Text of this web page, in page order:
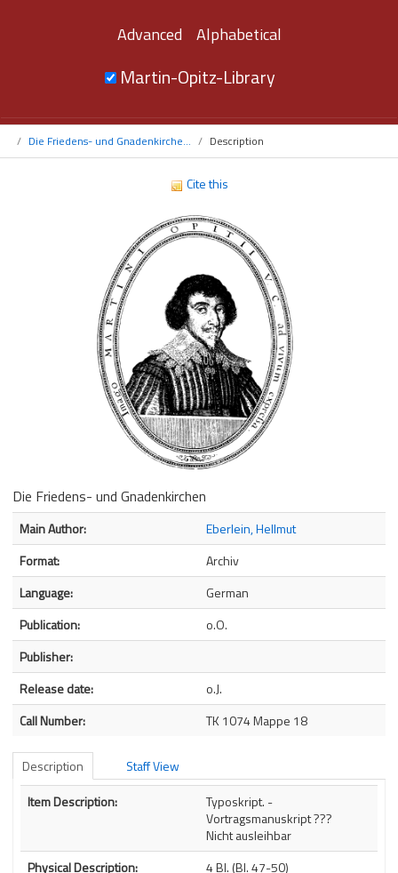
Advanced Alphabetical
Martin-Opitz-Library
Die Friedens- und Gnadenkirche... Description
Cite this
Die Friedens- und Gnadenkirchen
Bibliographic Details
Main Author:
Eberlein, Hellmut
Format:
Archiv
Language:
German
Publication:
o.O.
Publisher:
Release date:
o.J.
Call Number:
TK 1074 Mappe 18
Description
Staff View
Description
Item Description:
Typoskript. -
Vortragsmanuskript ???
Nicht ausleihbar
Physical Description:
4 Bl. (Bl. 47-50)